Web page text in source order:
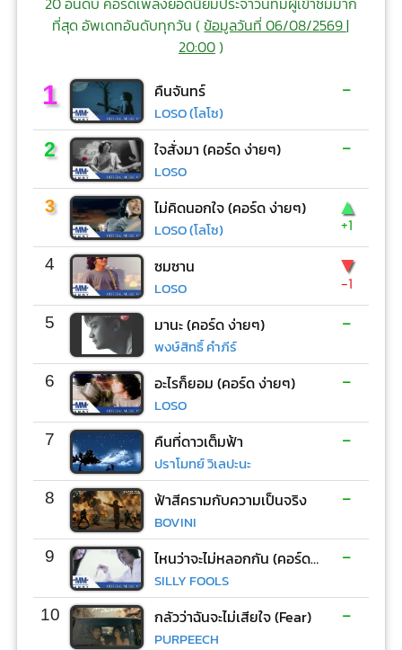
ที่สุด อัพเดทอันดับทุกวัน (ข้อมูลวันที่ 06/08/2569 |
20:00)
1 คืนจันทร์
LOSO (โลโซ)
-
2 ใจสั่งมา (คอร์ด ง่ายๆ)
LOSO
-
3 ไม่คิดนอกใจ (คอร์ด ง่ายๆ)
LOSO (โลโซ)
▲
+1
4 ซมซาน
LOSO
▼
-1
5 มานะ (คอร์ด ง่ายๆ)
พงษ์สิทธิ์ คำภีร์
-
6 อะไรก็ยอม (คอร์ด ง่ายๆ)
LOSO
-
7 คืนที่ดาวเต็มฟ้า
ปราโมทย์ วิเลปะนะ
-
8 ฟ้าสีครามกับความเป็นจริง
BOVINI
-
9 ไหนว่าจะไม่หลอกกัน (คอร์ด ง่ายๆ)
SILLY FOOLS
-
10 กลัวว่าฉันจะไม่เสียใจ (Fear)
PURPEECH
-